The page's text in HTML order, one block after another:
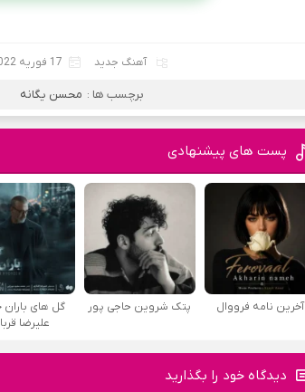
آهنگ جدید 17 فوریه 2022
برچسب ها : محسن یگانه
پست های پیشنهادی
آخرین نامه فرووال پتک شروین حاجی پور
گل های باران
علیرضا
دیدگاه خود را بگذارید